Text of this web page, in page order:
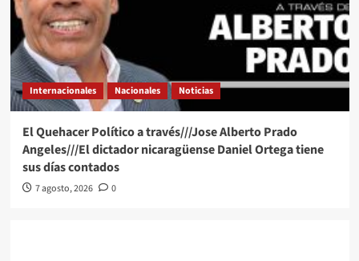
Internacionales Nacionales Noticias
El Quehacer Político a través///Jose Alberto Prado
Angeles///El dictador nicaragüense Daniel Ortega tiene
sus días contados
7 agosto, 2026 0